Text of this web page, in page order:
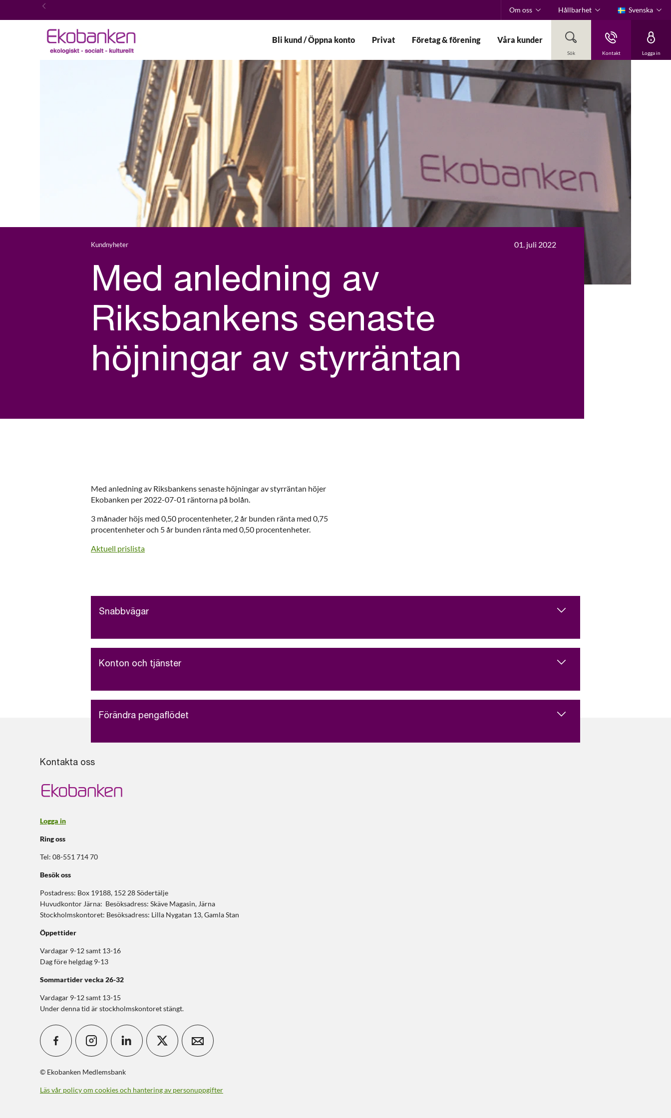
Om oss Hållbarhet Svenska
Bli kund / Öppna konto Privat Företag & förening Våra kunder
Sök Kontakt Logga in
Kundnyheter
Med anledning av
Riksbankens senaste
höjningar av styrräntan
01. juli 2022
Med anledning av Riksbankens senaste höjningar av styrräntan höjer
Ekobanken per 2022-07-01 räntorna på bolån.
3 månader höjs med 0,50 procentenheter, 2 år bunden ränta med 0,75
procentenheter och 5 år bunden ränta med 0,50 procentenheter.
Aktuell prislista
Snabbvägar
Konton och tjänster
Förändra pengaflödet
Kontakta oss
Logga in
Ring oss
Tel: 08-551 714 70
Besök oss
Postadress: Box 19188, 152 28 Södertälje
Huvudkontor Järna: Besöksadress: Skäve Magasin, Järna
Stockholmskontoret: Besöksadress: Lilla Nygatan 13, Gamla Stan
Öppettider
Vardagar 9-12 samt 13-16
Dag före helgdag 9-13
Sommartidervecka 26-32
Vardagar 9-12 samt 13-15
Under denna tid är stockholmskontoret stängt.
© Ekobanken Medlemsbank
Läs vår policy om cookies och hantering av personuppgifter